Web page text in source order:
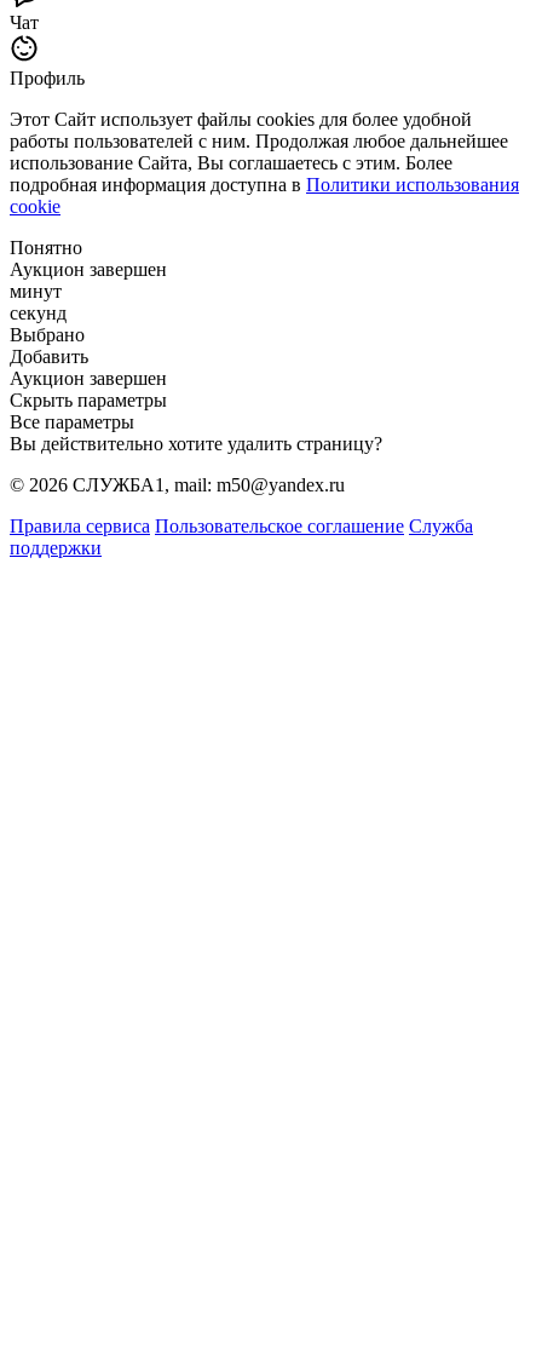
Чат
Профиль
Этот Сайт использует файлы cookies для более удобной
работы пользователей с ним. Продолжая любое дальнейшее
использование Сайта, Вы соглашаетесь с этим. Более
подробная информация доступна в Политики использования
cookie
Понятно
Аукцион завершен
минут
секунд
Выбрано
Добавить
Аукцион завершен
Скрыть параметры
Все параметры
Вы действительно хотите удалить страницу?
© 2026 СЛУЖБА1, mail: m50@yandex.ru
Правила сервиса Пользовательское соглашение Служба
поддержки